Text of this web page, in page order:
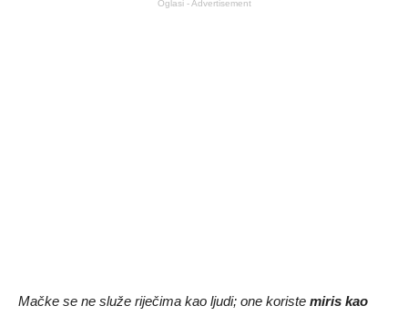
Oglasi - Advertisement
Mačke se ne služe riječima kao ljudi; one koriste miris kao